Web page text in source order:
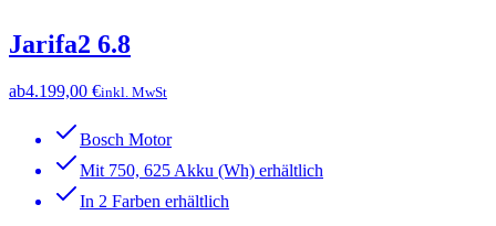
Jarifa2 6.8
ab4.199,00 €inkl. MwSt
Bosch Motor
Mit 750, 625 Akku (Wh) erhältlich
In 2 Farben erhältlich